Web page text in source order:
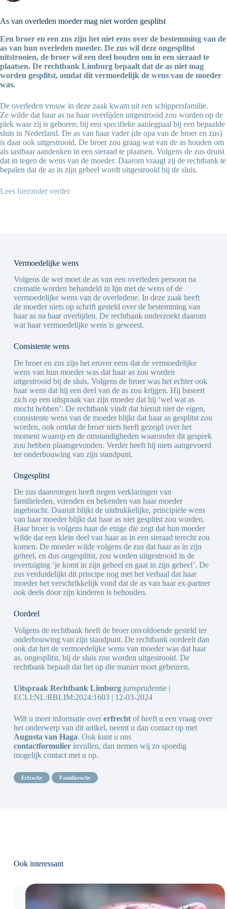
As van overleden moeder mag niet worden gesplitst
Een broer en een zus zijn het niet eens over de bestemming van de
as van hun overleden moeder. De zus wil deze ongesplitst
uitstrooien, de broer wil een deel houden om in een sieraad te
plaatsen. De rechtbank Limburg bepaalt dat de as niet mag
worden gesplitst, omdat dit vermoedelijk de wens van de moeder
was.
De overleden vrouw in deze zaak kwam uit een schippersfamilie.
Ze wilde dat haar as na haar overlijden uitgestrooid zou worden op de
plek waar zij is geboren; bij een specifieke aanlegpaal bij een bepaalde
sluis in Nederland. De as van haar vader (de opa van de broer en zus)
is daar ook uitgestrooid. De broer zou graag wat van de as houden om
als tastbaar aandenken in een sieraad te plaatsen. Volgens de zus druist
dat in tegen de wens van de moeder. Daarom vraagt zij de rechtbank te
bepalen dat de as in zijn geheel wordt uitgestrooid bij de sluis.
Lees hieronder verder
Vermoedelijke wens
Volgens de wet moet de as van een overleden persoon na
crematie worden behandeld in lijn met de wens of de
vermoedelijke wens van de overledene. In deze zaak heeft
de moeder niets op schrift gesteld over de bestemming van
haar as na haar overlijden. De rechtbank onderzoekt daarom
wat haar vermoedelijke wens is geweest.
Consistente wens
De broer en zus zijn het erover eens dat de vermoedelijke
wens van hun moeder was dat haar as zou worden
uitgestrooid bij de sluis. Volgens de broer was het echter ook
haar wens dat hij een deel van de as zou krijgen. Hij baseert
zich op een uitspraak van zijn moeder dat hij ‘wel wat as
mocht hebben’. De rechtbank vindt dat hieruit niet de eigen,
consistente wens van de moeder blijkt dat haar as gesplitst zou
worden, ook omdat de broer niets heeft gezegd over het
moment waarop en de omstandigheden waaronder dit gesprek
zou hebben plaatsgevonden. Verder heeft hij niets aangevoerd
ter onderbouwing van zijn standpunt.
Ongesplitst
De zus daarentegen heeft negen verklaringen van
familieleden, vrienden en bekenden van haar moeder
ingebracht. Daaruit blijkt de uitdrukkelijke, principiële wens
van haar moeder blijkt dat haar as niet gesplitst zou worden.
Haar broer is volgens haar de enige die zegt dat hun moeder
wilde dat een klein deel van haar as in een sieraad terecht zou
komen. De moeder wilde volgens de zus dat haar as in zijn
geheel, en dus ongesplitst, zou worden uitgestrooid in de
overtuiging ‘je komt in zijn geheel en gaat in zijn geheel’. De
zus verduidelijkt dit principe nog met het verhaal dat haar
moeder het verschrikkelijk vond dat de as van haar ex-partner
ook deels door zijn kinderen is behouden.
Oordeel
Volgens de rechtbank heeft de broer onvoldoende gesteld ter
onderbouwing van zijn standpunt. De rechtbank oordeelt dan
ook dat het de vermoedelijke wens van moeder was dat haar
as, ongesplitst, bij de sluis zou worden uitgestrooid. De
rechtbank bepaalt dat het op die manier moet gebeuren.
Uitspraak Rechtbank Limburgjurisprudentie |
ECLI:NL:RBLIM:2024:1603 | 12-03-2024
Wilt u meer informatie overerfrechtof heeft u een vraag over
het onderwerp van dit artikel, neemt u dan contact op met
Augusta van Haga. Ook kunt u ons
contactformulierinvullen, dan nemen wij zo spoedig
mogelijk contact met u op.
erfrecht familierecht
Ook interessant